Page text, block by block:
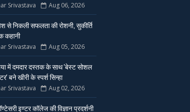
Srivastava Aug 06, 2026
से निकली सफलता की रोशनी, सुकीर्ति
कहानी
Srivastava Aug 05, 2026
में दमदार दस्तक के साथ 'बेस्ट सोशल
बने खीरी के स्पर्श सिन्हा
Srivastava Aug 02, 2026
इण्टर कॉलेज की विज्ञान प्रदर्शनी